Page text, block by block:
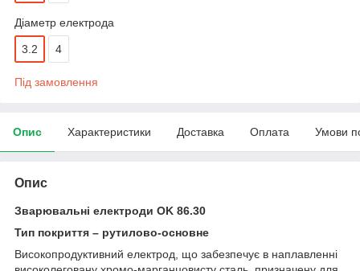
Діаметр електрода
3.2 4
Під замовлення
Опис Характеристики Доставка Оплата Умови
Опис
Зварювальні електроди OK 86.30
Тип покриття – рутилово-основне
Високопродуктивний електрод, що забезпечує в наплавленні